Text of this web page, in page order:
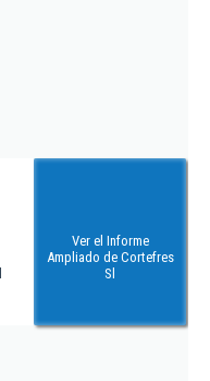
Ver el Informe
Ampliado de Cortefres
Sl